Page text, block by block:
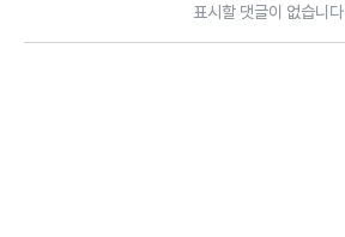
표시할 댓글이 없습니다